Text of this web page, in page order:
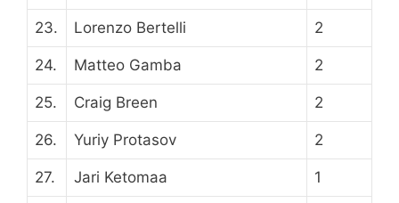
23. Lorenzo Bertelli 2
24. Matteo Gamba 2
25. Craig Breen 2
26. Yuriy Protasov 2
27. Jari Ketomaa 1